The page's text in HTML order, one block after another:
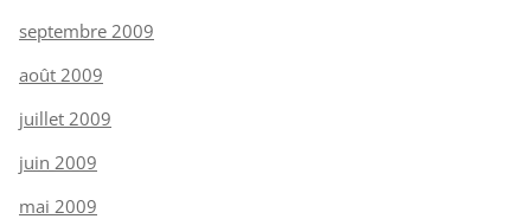
septembre 2009
août 2009
juillet 2009
juin 2009
mai 2009